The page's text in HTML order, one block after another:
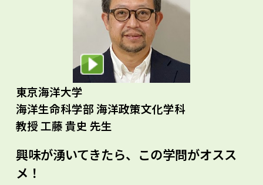
東京海洋大学
海洋生命科学部 海洋政策文化学科
教授 工藤 貴史 先生
興味が湧いてきたら、この学問がオスス
メ！